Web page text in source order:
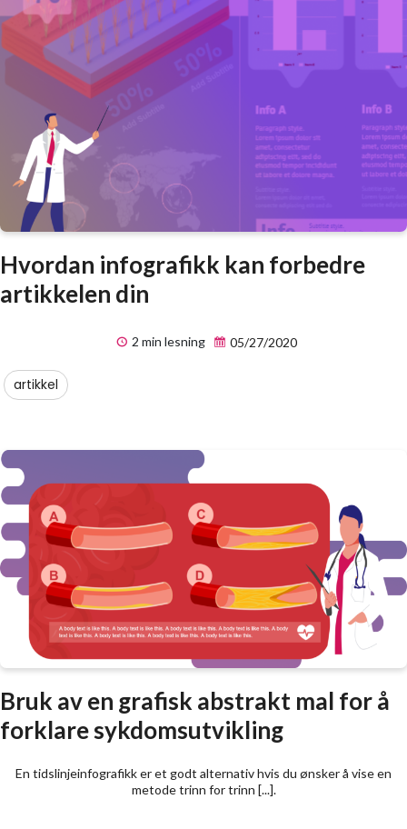
Hvordan infografikk kan forbedre
artikkelen din
2 min lesning 05/27/2020
artikkel
Bruk av en grafisk abstrakt mal for å
forklare sykdomsutvikling
En tidslinjeinfografikk er et godt alternativ hvis du ønsker å vise en
metode trinn for trinn [...].